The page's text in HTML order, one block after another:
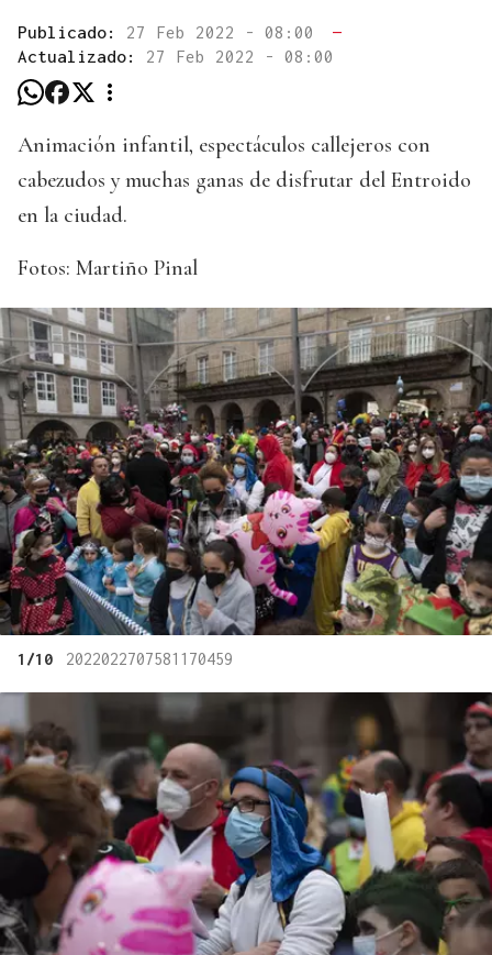
Publicado: 27 Feb 2022 - 08:00
—
Actualizado: 27 Feb 2022 - 08:00
Animación infantil, espectáculos callejeros con
cabezudos y muchas ganas de disfrutar del Entroido
en la ciudad.
Fotos: Martiño Pinal
1/10 2022022707581170459